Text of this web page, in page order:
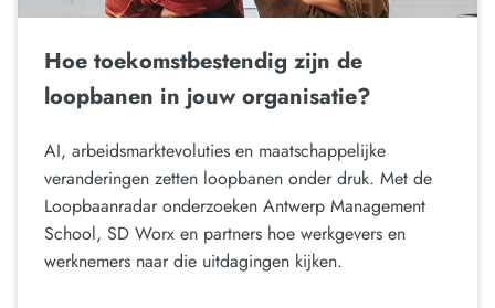
Hoe toekomstbestendig zijn de
loopbanen in jouw organisatie?
AI, arbeidsmarktevoluties en maatschappelijke
veranderingen zetten loopbanen onder druk. Met de
Loopbaanradar onderzoeken Antwerp Management
School, SD Worx en partners hoe werkgevers en
werknemers naar die uitdagingen kijken.